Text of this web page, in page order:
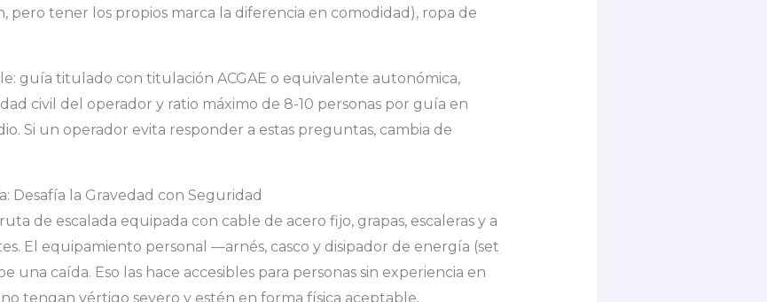
pero tener los propios marca la diferencia en comodidad), ropa de
guía titulado con titulación ACGAE o equivalente autonómica,
civil del operador y ratio máximo de 8-10 personas por guía en
Si un operador evita responder a estas preguntas, cambia de
Desafía la Gravedad con Seguridad
de escalada equipada con cable de acero fijo, grapas, escaleras y a
El equipamiento personal —arnés, casco y disipador de energía (set
una caída. Eso las hace accesibles para personas sin experiencia en
tengan vértigo severo y estén en forma física aceptable.